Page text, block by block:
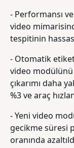
- Performansı
video
tespitinin
- Otomatik
video
çıkarımı daha
%3 ve araç
- Yeni video
gecikme süresi
oranında